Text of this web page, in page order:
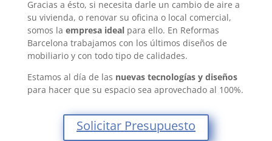
Gracias a ésto, si necesita darle un cambio de aire a
su vivienda, o renovar su oficina o local comercial,
somos la empresa idealpara ello. En Reformas
Barcelona trabajamos con los últimos diseños de
mobiliario y con todo tipo de calidades.
Estamos al día de las nuevas tecnologías y diseños
para hacer que su espacio sea aprovechado al 100%.
Solicitar Presupuesto